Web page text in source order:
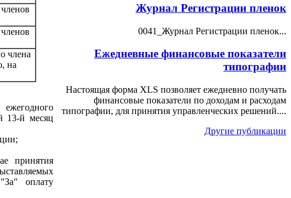
члена
на
13-й месяц
принятия
оплату
Журнал Регистрации пленок
0041_Журнал Регистрации пленок...
Ежедневные финансовые показатели
типографии
Настоящая форма XLS позволяет ежедневно получать
финансовые показатели по доходам и расходам
типографии, для принятия управленческих решений....
Другие публикации